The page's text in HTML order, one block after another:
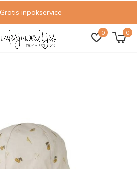
0 0
Gratis inpakservice